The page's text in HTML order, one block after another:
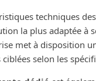
techniques
la plus adaptée à
met à disposition
selon les